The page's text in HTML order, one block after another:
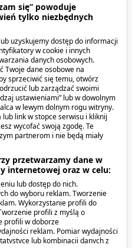
odmrożeniami,
naskórka.
razy dziennie lub w
maść w skórę
Kto nie
się” powoduje
tylko niezbędnych
uzyskujemy dostęp do informacji
w cookie i innych
danych osobowych.
Twoje dane osobowe na
sprzeciwić się temu, otwórz
lub zarządzać swoimi
ustawieniami” lub w dowolnym
w lewym dolnym rogu witryny.
link w stopce serwisu i kliknij
wycofać swoją zgodę. Te
partnerom i nie będą miały
przetwarzamy dane w
internetowej oraz w celu:
lub dostęp do nich.
do wyboru reklam. Tworzenie
Wykorzystanie profili do
profili z myślą o
profili w doborze
reklam. Pomiar wydajności
lub kombinacji danych z